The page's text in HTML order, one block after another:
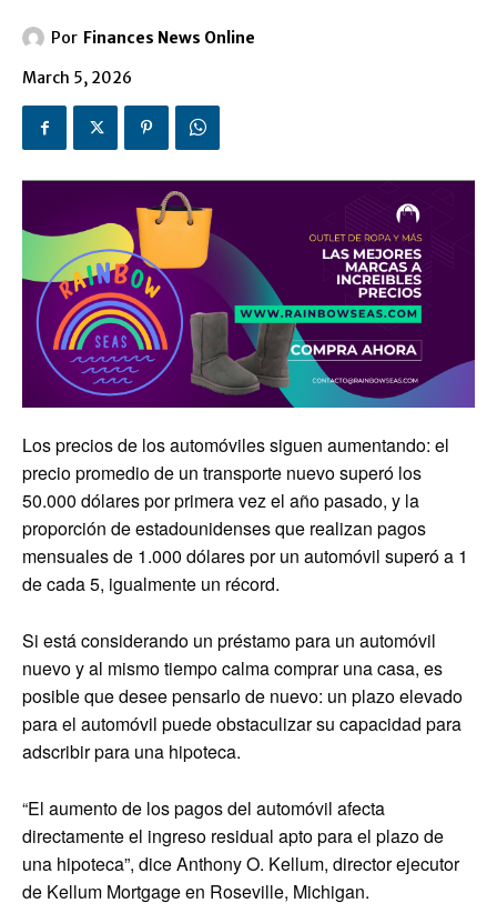
Por Finances News Online
March 5, 2026
Los precios de los automóviles siguen aumentando: el
precio promedio de un transporte nuevo superó los
50.000 dólares por primera vez el año pasado, y la
proporción de estadounidenses que realizan pagos
mensuales de 1.000 dólares por un automóvil superó a 1
de cada 5, igualmente un récord.
Si está considerando un préstamo para un automóvil
nuevo y al mismo tiempo calma comprar una casa, es
posible que desee pensarlo de nuevo: un plazo elevado
para el automóvil puede obstaculizar su capacidad para
adscribir para una hipoteca.
“El aumento de los pagos del automóvil afecta
directamente el ingreso residual apto para el plazo de
una hipoteca”, dice Anthony O. Kellum, director ejecutor
de Kellum Mortgage en Roseville, Michigan.